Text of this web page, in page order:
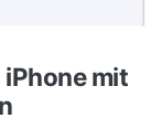
iPhone mit